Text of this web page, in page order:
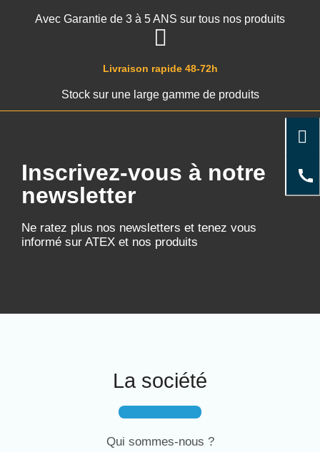
Livraison rapide 48-72h
Stock sur une large gamme de produits
Avec Garantie de 3 à 5 ANS sur tous nos produits
Inscrivez-vous à notre
newsletter
Ne ratez plus nos newsletters et tenez vous
informé sur ATEX et nos produits
La société
Qui sommes-nous ?